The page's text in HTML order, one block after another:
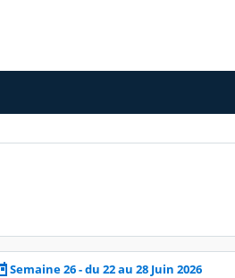
Semaine 26 - du 22 au 28 Juin 2026